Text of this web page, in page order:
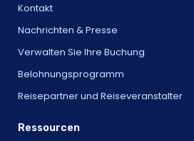
Kontakt
Nachrichten & Presse
Verwalten Sie Ihre Buchung
Belohnungsprogramm
Reisepartner und Reiseveranstalter
Ressourcen